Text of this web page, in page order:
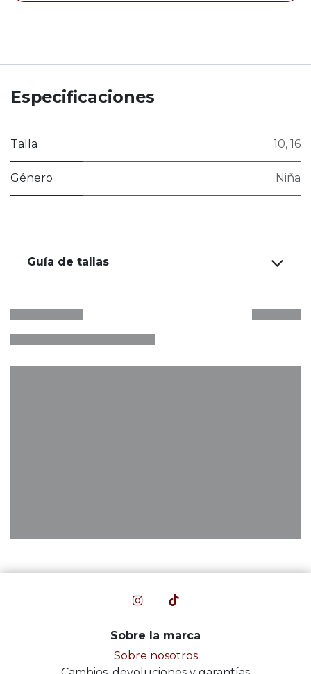
Especificaciones
Talla 10, 16
Género Niña
Guía de tallas
Sobre la marca
Sobre nosotros